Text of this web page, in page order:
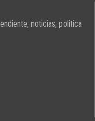
noticias, politica